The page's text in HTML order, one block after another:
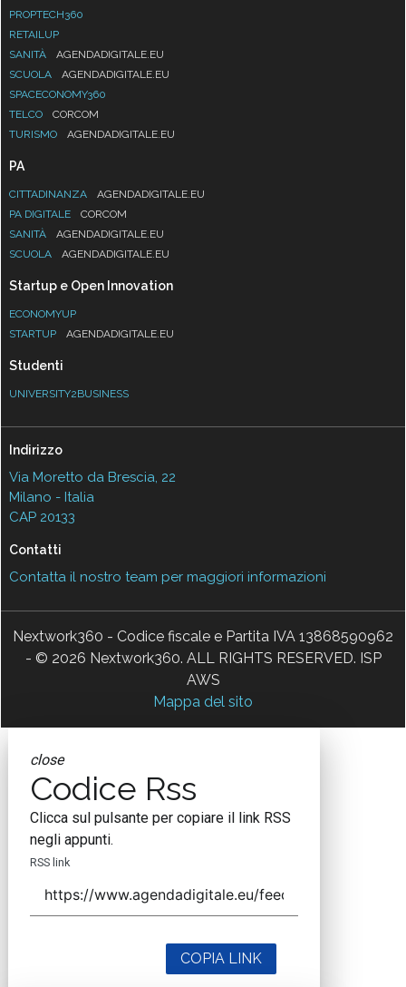
PROPTECH360
RETAILUP
SANITÀ
AGENDADIGITALE.EU
SCUOLA
AGENDADIGITALE.EU
SPACECONOMY360
TELCO
CORCOM
TURISMO
AGENDADIGITALE.EU
PA
CITTADINANZA
AGENDADIGITALE.EU
PA DIGITALE
CORCOM
SANITÀ
AGENDADIGITALE.EU
SCUOLA
AGENDADIGITALE.EU
Startup e Open Innovation
ECONOMYUP
STARTUP
AGENDADIGITALE.EU
Studenti
UNIVERSITY2BUSINESS
Indirizzo
Via Moretto da Brescia, 22
Milano - Italia
CAP 20133
Contatti
Contatta il nostro team per maggiori informazioni
Nextwork360 - Codice fiscale e Partita IVA 13868590962
- © 2026 Nextwork360. ALL RIGHTS RESERVED. ISP
AWS
Mappa del sito
close
Codice Rss
Clicca sul pulsante per copiare il link RSS
negli appunti.
RSS link
COPIA LINK